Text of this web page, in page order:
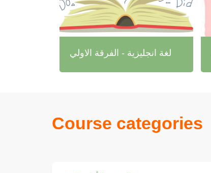
لغة انجليزية - الفرقة الاولي
Course categories